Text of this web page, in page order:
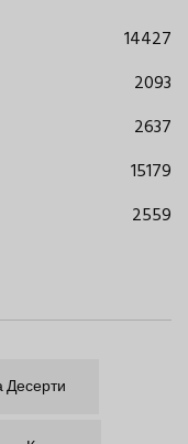
14427
2093
2637
15179
2559
Десерти